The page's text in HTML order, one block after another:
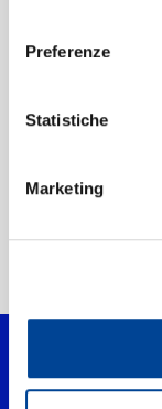
Preferenze
Statistiche
Marketing